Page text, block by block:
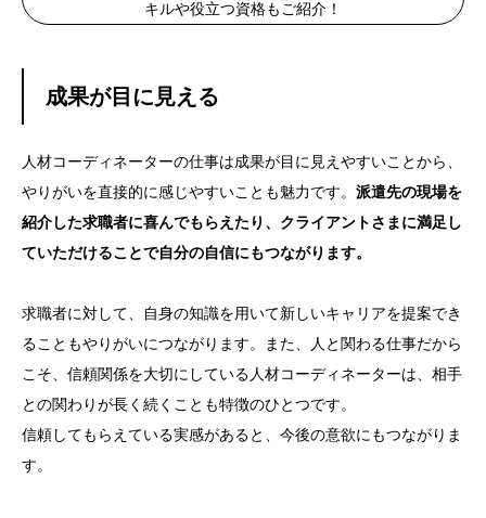
キルや役立つ資格もご紹介！
成果が目に見える
人材コーディネーターの仕事は成果が目に見えやすいことから、
やりがいを直接的に感じやすいことも魅力です。 派遣先の現場を
紹介した求職者に喜んでもらえたり、クライアントさまに満足し
ていただけることで自分の自信にもつながります。
求職者に対して、自身の知識を用いて新しいキャリアを提案でき
ることもやりがいにつながります。また、人と関わる仕事だから
こそ、信頼関係を大切にしている人材コーディネーターは、相手
との関わりが長く続くことも特徴のひとつです。
信頼してもらえている実感があると、今後の意欲にもつながりま
す。